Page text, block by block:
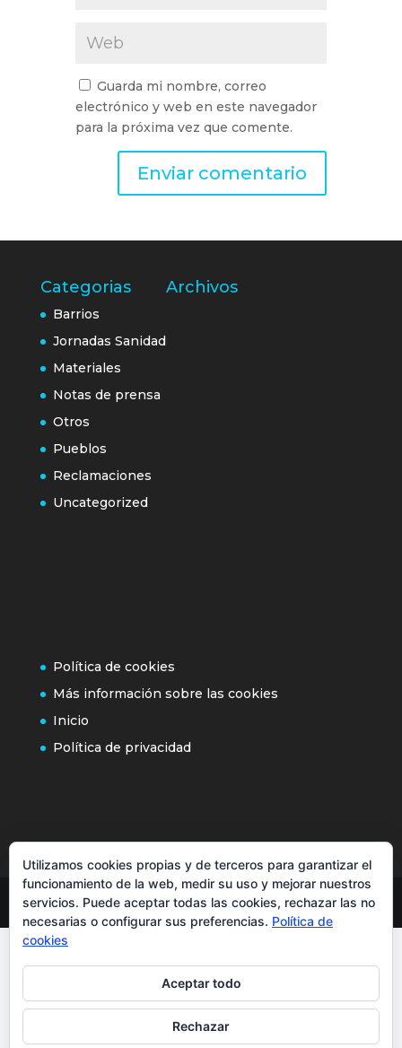
Guarda mi nombre, correo
electrónico y web en este navegador
para la próxima vez que comente.
Categorias
Barrios
Jornadas Sanidad
Materiales
Notas de prensa
Otros
Pueblos
Reclamaciones
Uncategorized
Archivos
Política de cookies
Más información sobre las cookies
Inicio
Política de privacidad
Utilizamos cookies propias y de terceros para garantizar el
funcionamiento de la web, medir su uso y mejorar nuestros
servicios. Puede aceptar todas las cookies, rechazar las no
necesarias o configurar sus preferencias. Política de
cookies
Aceptar todo
Rechazar